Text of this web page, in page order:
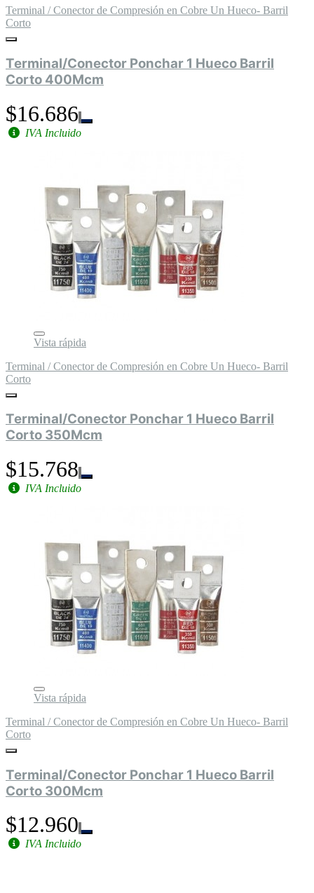
Terminal / Conector de Compresión en Cobre Un Hueco- Barril
Corto
Terminal/Conector Ponchar 1 Hueco Barril
Corto 400Mcm
$16.686
IVA Incluido
Vista rápida
Terminal / Conector de Compresión en Cobre Un Hueco- Barril
Corto
Terminal/Conector Ponchar 1 Hueco Barril
Corto 350Mcm
$15.768
IVA Incluido
Vista rápida
Terminal / Conector de Compresión en Cobre Un Hueco- Barril
Corto
Terminal/Conector Ponchar 1 Hueco Barril
Corto 300Mcm
$12.960
IVA Incluido